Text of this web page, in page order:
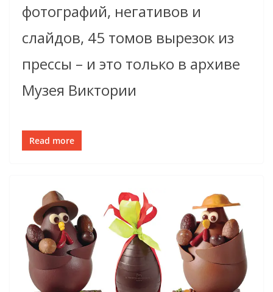
фотографий, негативов и
слайдов, 45 томов вырезок из
прессы – и это только в архиве
Музея Виктории
Read more